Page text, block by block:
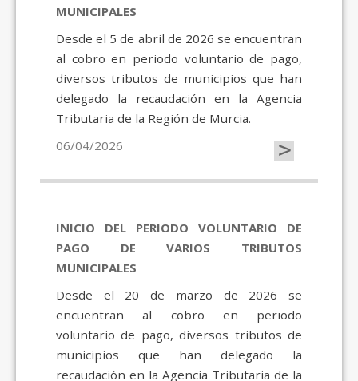
MUNICIPALES
Desde el 5 de abril de 2026 se encuentran
al cobro en periodo voluntario de pago,
diversos tributos de municipios que han
delegado la recaudación en la Agencia
Tributaria de la Región de Murcia.
06/04/2026
>
INICIO DEL PERIODO VOLUNTARIO DE
PAGO DE VARIOS TRIBUTOS
MUNICIPALES
Desde el 20 de marzo de 2026 se
encuentran al cobro en periodo
voluntario de pago, diversos tributos de
municipios que han delegado la
recaudación en la Agencia Tributaria de la